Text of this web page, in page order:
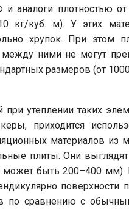
аналоги плотностью
кг/куб. м). У этих
хрупок. При этом
между ними не могут
размеров (от
утеплении таких
приходится
материалов из
плиты. Они
быть 200–400 мм).
поверхности
по сравнению с